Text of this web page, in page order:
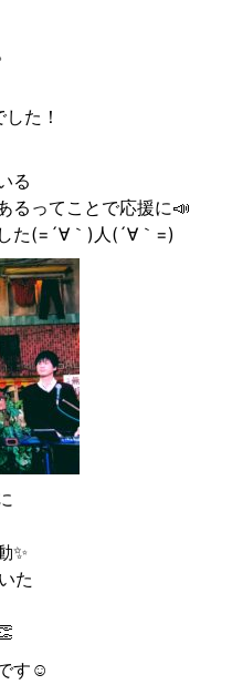
た！
る
るってことで応援に📣
た(=´∀｀)人(´∀｀=)
✨
た
す☺️